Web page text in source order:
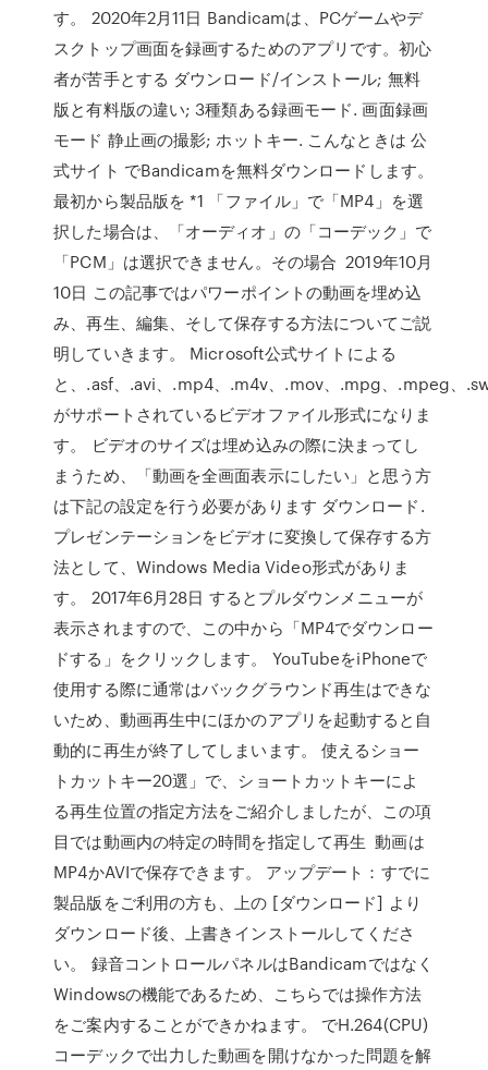
す。 2020年2月11日 Bandicamは、PCゲームやデ
スクトップ画面を録画するためのアプリです。初心
者が苦手とする ダウンロード/インストール; 無料
版と有料版の違い; 3種類ある録画モード. 画面録画
モード 静止画の撮影; ホットキー. こんなときは 公
式サイト でBandicamを無料ダウンロードします。
最初から製品版を *1 「ファイル」で「MP4」を選
択した場合は、「オーディオ」の「コーデック」で
「PCM」は選択できません。その場合 2019年10月
10日 この記事ではパワーポイントの動画を埋め込
み、再生、編集、そして保存する方法についてご説
明していきます。 Microsoft公式サイトによる
と、.asf、.avi、.mp4、.m4v、.mov、.mpg、.mpeg、
がサポートされているビデオファイル形式になりま
す。 ビデオのサイズは埋め込みの際に決まってし
まうため、「動画を全画面表示にしたい」と思う方
は下記の設定を行う必要があります ダウンロード.
プレゼンテーションをビデオに変換して保存する方
法として、Windows Media Video形式がありま
す。 2017年6月28日 するとプルダウンメニューが
表示されますので、この中から「MP4でダウンロー
ドする」をクリックします。 YouTubeをiPhoneで
使用する際に通常はバックグラウンド再生はできな
いため、動画再生中にほかのアプリを起動すると自
動的に再生が終了してしまいます。 使えるショー
トカットキー20選」で、ショートカットキーによ
る再生位置の指定方法をご紹介しましたが、この項
目では動画内の特定の時間を指定して再生 動画は
MP4かAVIで保存できます。 アップデート：すでに
製品版をご利用の方も、上の [ダウンロード] より
ダウンロード後、上書きインストールしてくださ
い。 録音コントロールパネルはBandicamではなく
Windowsの機能であるため、こちらでは操作方法
をご案内することができかねます。 でH.264(CPU)
コーデックで出力した動画を開けなかった問題を解